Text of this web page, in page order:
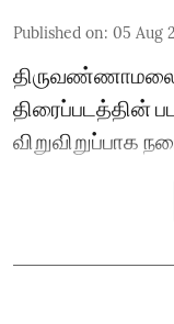
Published on: 05 Aug
திரைப்படத்தின்
விறுவிறுப்பாக